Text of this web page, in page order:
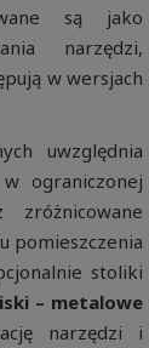
są jako
narzędzi,
w wersjach
uwzględnia
ograniczonej
pomieszczenia
stoliki
– metalowe
narzędzi i